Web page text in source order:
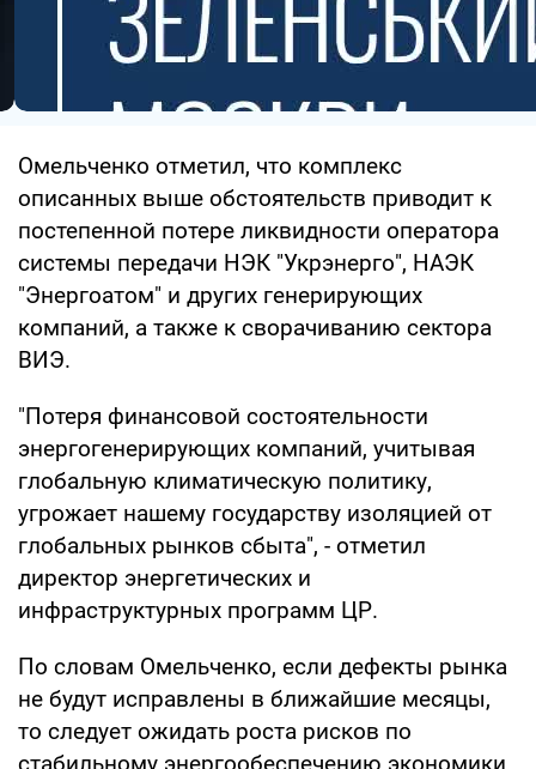
Омельченко отметил, что комплекс
описанных выше обстоятельств приводит к
постепенной потере ликвидности оператора
системы передачи НЭК "Укрэнерго", НАЭК
"Энергоатом" и других генерирующих
компаний, а также к сворачиванию сектора
ВИЭ.
"Потеря финансовой состоятельности
энергогенерирующих компаний, учитывая
глобальную климатическую политику,
угрожает нашему государству изоляцией от
глобальных рынков сбыта", - отметил
директор энергетических и
инфраструктурных программ ЦР.
По словам Омельченко, если дефекты рынка
не будут исправлены в ближайшие месяцы,
то следует ожидать роста рисков по
стабильному энергообеспечению экономики